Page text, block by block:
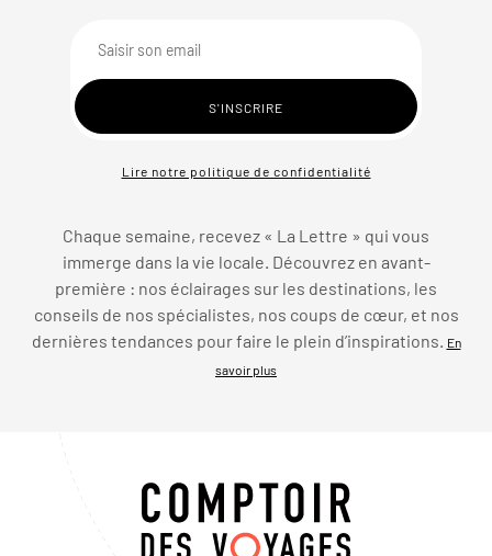
Lire notre politique de confidentialité
Chaque semaine, recevez « La Lettre » qui vous
immerge dans la vie locale. Découvrez en avant-
première : nos éclairages sur les destinations, les
conseils de nos spécialistes, nos coups de cœur, et nos
dernières tendances pour faire le plein d’inspirations.
En
savoir plus